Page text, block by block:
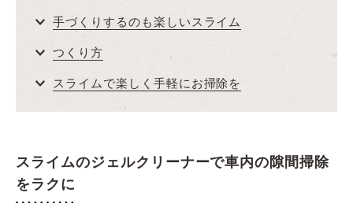
手づくりするのも楽しいスライム
つくり方
スライムで楽しく手軽にお掃除を
スライムのジェルクリーナーで車内の隙間掃除
をラクに